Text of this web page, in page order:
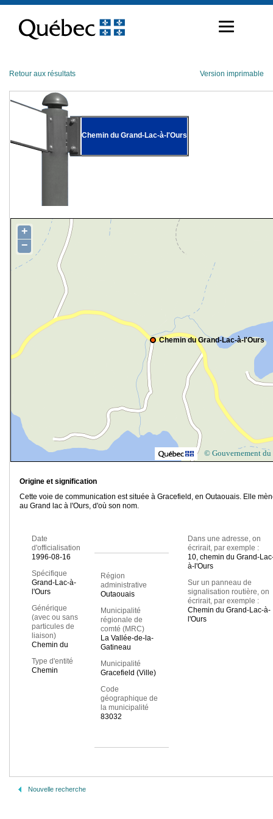
contenu
Retour aux résultats Version imprimable
Chemin du Grand-Lac-à-l'Ours
Chemin du Grand-Lac-à-l'Ours
+
−
© Gouvernement du
Origine et signification
Cette voie de communication est située à Gracefield, en Outaouais. Elle
au Grand lac à l'Ours, d'où son nom.
Date
d'officialisation
1996-08-16
Spécifique
Grand-Lac-à-
l'Ours
Générique
(avec ou sans
particules de
liaison)
Chemin du
Type d'entité
Chemin
Région
administrative
Outaouais
Municipalité
régionale de
comté (MRC)
La Vallée-de-la-
Gatineau
Municipalité
Gracefield (Ville)
Code
géographique de
la municipalité
83032
Dans une adresse, on
écrirait, par exemple :
10, chemin du Grand-
à-l'Ours
Sur un panneau de
signalisation routière, on
écrirait, par exemple :
Chemin du Grand-Lac-à-
l'Ours
Nouvelle recherche